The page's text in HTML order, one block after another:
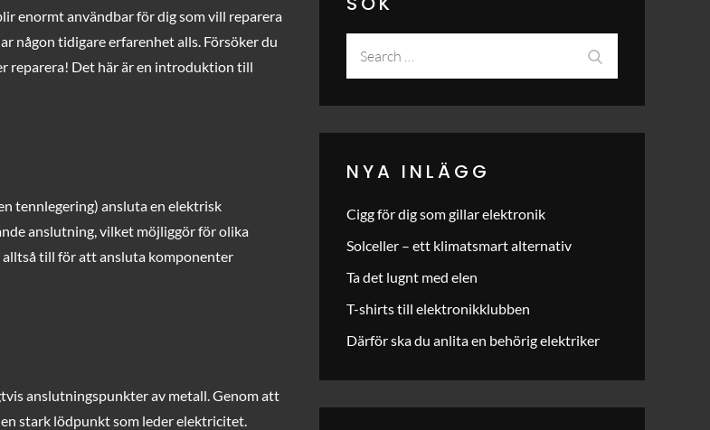
enormt användbar för dig som vill reparera
någon tidigare erfarenhet alls. Försöker du
reparera! Det här är en introduktion till
tennlegering) ansluta en elektrisk
anslutning, vilket möjliggör för olika
till för att ansluta komponenter
anslutningspunkter av metall. Genom att
stark lödpunkt som leder elektricitet.
NYA INLÄGG
Cigg för dig som gillar elektronik
Solceller – ett klimatsmart alternativ
Ta det lugnt med elen
T-shirts till elektronikklubben
Därför ska du anlita en behörig elektriker